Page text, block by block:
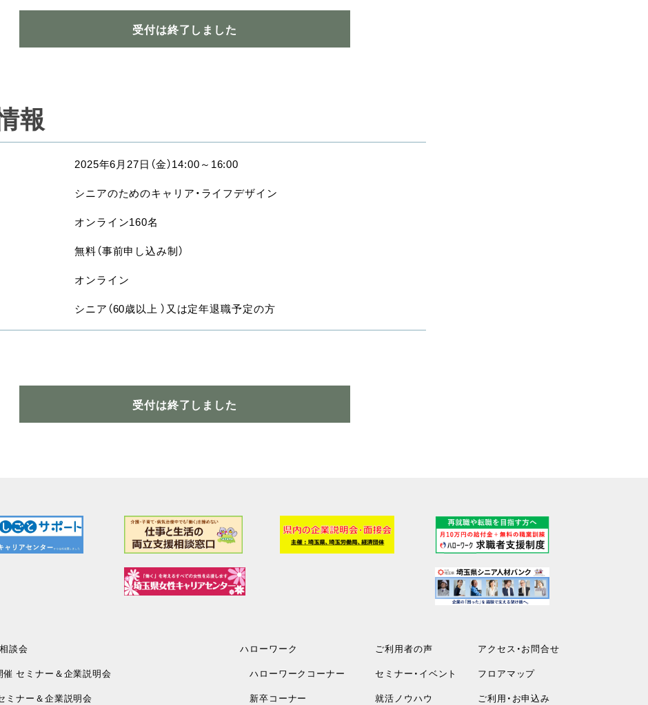
受付は終了しました
報
2025年6月27日（金）14:00～16:00
シニアのためのキャリア・ライフデザイン
オンライン160名
無料（事前申し込み制）
オンライン
シニア（60歳以上 ）又は定年退職予定の方
受付は終了しました
談会
セミナー＆企業説明会
ミナー＆企業説明会
ハローワーク
ハローワークコーナー
新卒コーナー
ご利用者の声
セミナー・イベント
就活ノウハウ
アクセス・お問合せ
フロアマップ
ご利用・お申込み